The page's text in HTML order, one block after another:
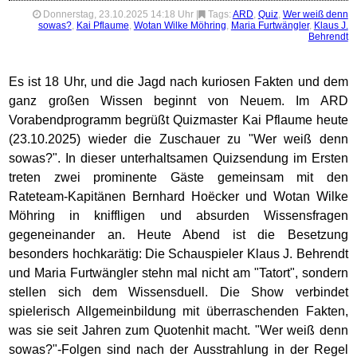
Donnerstag, 23.10.2025 14:18 Uhr Tags: ARD, Quiz, Wer weiß denn
sowas?, Kai Pflaume, Wotan Wilke Möhring, Maria Furtwängler, Klaus J.
Behrendt
Es ist 18 Uhr, und die Jagd nach kuriosen Fakten und dem
ganz großen Wissen beginnt von Neuem. Im ARD
Vorabendprogramm begrüßt Quizmaster Kai Pflaume heute
(23.10.2025) wieder die Zuschauer zu "Wer weiß denn
sowas?". In dieser unterhaltsamen Quizsendung im Ersten
treten zwei prominente Gäste gemeinsam mit den
Rateteam-Kapitänen Bernhard Hoëcker und Wotan Wilke
Möhring in kniffligen und absurden Wissensfragen
gegeneinander an. Heute Abend ist die Besetzung
besonders hochkarätig: Die Schauspieler Klaus J. Behrendt
und Maria Furtwängler stehn mal nicht am "Tatort", sondern
stellen sich dem Wissensduell. Die Show verbindet
spielerisch Allgemeinbildung mit überraschenden Fakten,
was sie seit Jahren zum Quotenhit macht. "Wer weiß denn
sowas?"-Folgen sind nach der Ausstrahlung in der Regel